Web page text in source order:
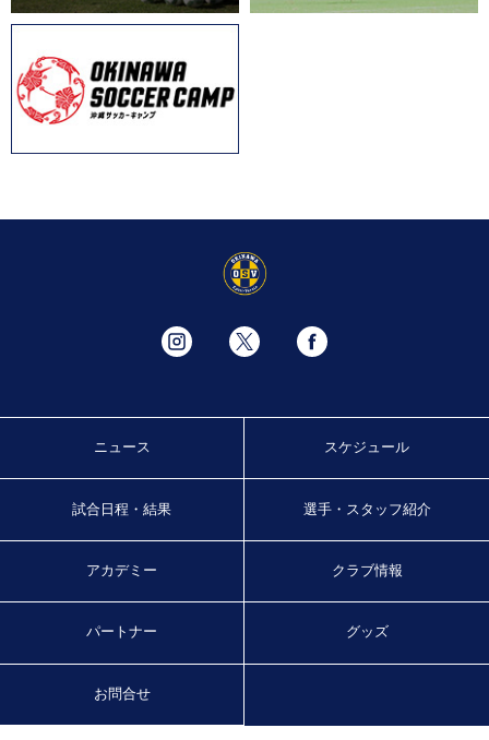
ニュース スケジュール
試合日程・結果 選手・スタッフ紹介
アカデミー クラブ情報
パートナー グッズ
お問合せ